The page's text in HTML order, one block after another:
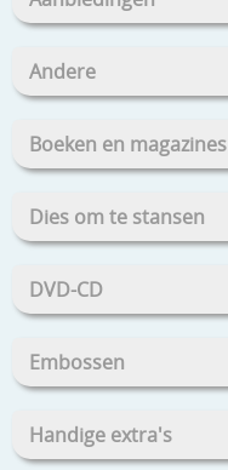
Andere
Boeken en magazines
Dies om te stansen
DVD-CD
Embossen
Handige extra's